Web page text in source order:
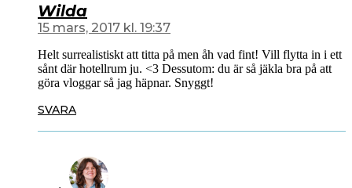
Wilda
15 mars, 2017 kl. 19:37
Helt surrealistiskt att titta på men åh vad fint! Vill flytta in i ett
sånt där hotellrum ju. <3 Dessutom: du är så jäkla bra på att
göra vloggar så jag häpnar. Snyggt!
SVARA